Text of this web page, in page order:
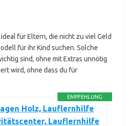
für Eltern, die nicht zu viel Geld
für ihr Kind suchen. Solche
sind, ohne mit Extras unnötig
wird, ohne dass du für
EMPFEHLUNG
Holz, Lauflernhilfe
Lauflernhilfe